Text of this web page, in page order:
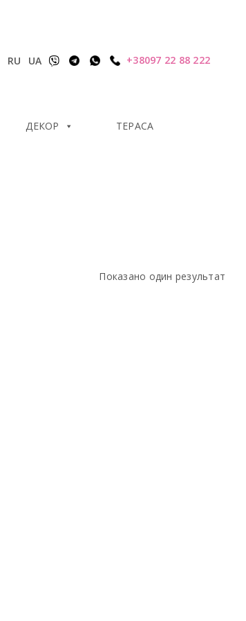
RU UA +38097 22 88 222
ДЕКОР ТЕРАСА
Показано один результат